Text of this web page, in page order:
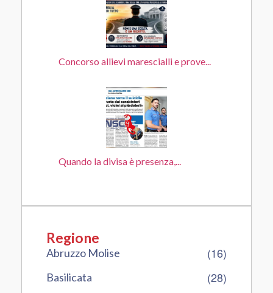
Concorso allievi marescialli e prove...
Quando la divisa è presenza,...
Regione
Abruzzo Molise (16)
Basilicata (28)